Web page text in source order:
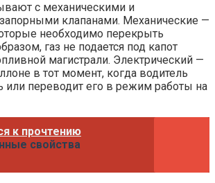
с механическими и
клапанами. Механические —
необходимо перекрыть
газ не подается под капот
магистрали. Электрический —
в тот момент, когда водитель
или переводит его в режим работы на
к прочтению
свойства